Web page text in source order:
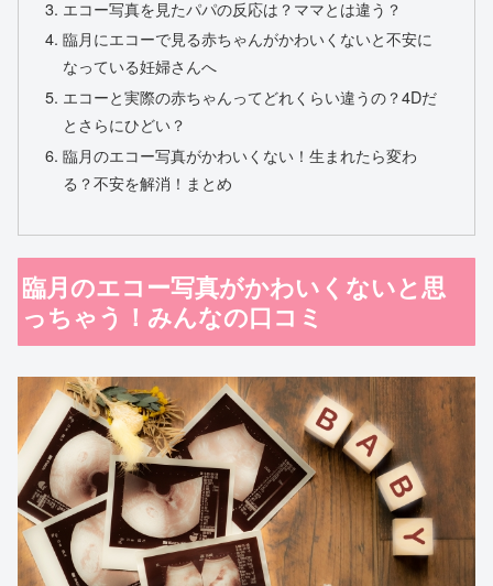
エコー写真を見たパパの反応は？ママとは違う？
臨月にエコーで見る赤ちゃんがかわいくないと不安に
なっている妊婦さんへ
エコーと実際の赤ちゃんってどれくらい違うの？4Dだ
とさらにひどい？
臨月のエコー写真がかわいくない！生まれたら変わ
る？不安を解消！まとめ
臨月のエコー写真がかわいくないと思
っちゃう！みんなの口コミ